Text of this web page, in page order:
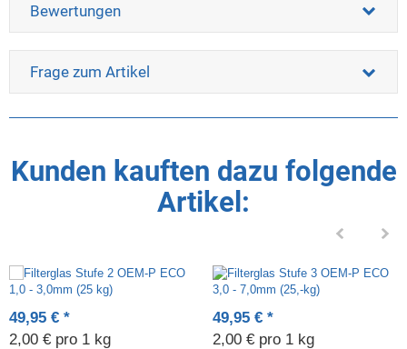
Bewertungen
Frage zum Artikel
Kunden kauften dazu folgende
Artikel:
49,95 € *
2,00 € pro 1 kg
49,95 € *
2,00 € pro 1 kg